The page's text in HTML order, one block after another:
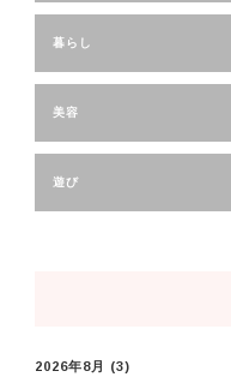
暮らし
美容
遊び
2026年8月 (3)